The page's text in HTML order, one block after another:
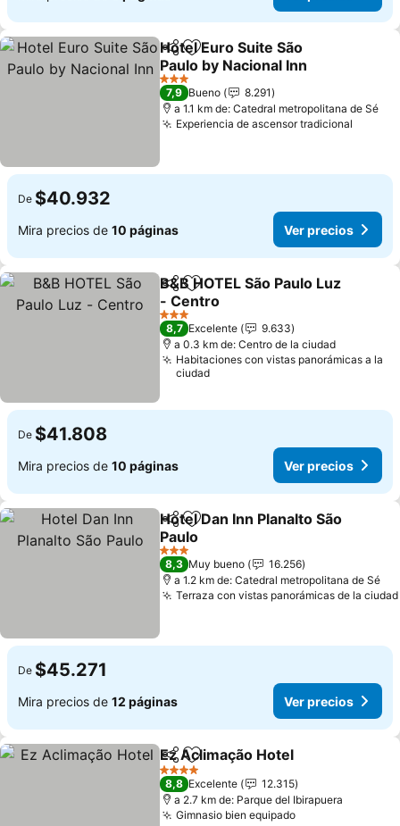
CompartirAgregar a favoritos
Hotel Euro Suite São
Paulo by Nacional Inn
Ver precios
3 Estrellas
7,9 Bueno
8.291
a 1.1 km de: Catedral metropolitana de Sé
Experiencia de ascensor tradicional
De $40.932
Mira precios de 10 páginas Ver precios
CompartirAgregar a favoritos
B&B HOTEL São Paulo Luz
- Centro
Ver precios
3 Estrellas
8,7 Excelente
9.633
a 0.3 km de: Centro de la ciudad
Habitaciones con vistas panorámicas a la
ciudad
De $41.808
Mira precios de 10 páginas Ver precios
CompartirAgregar a favoritos
Hotel Dan Inn Planalto São
Paulo
Ver precios
3 Estrellas
8,3 Muy bueno
16.256
a 1.2 km de: Catedral metropolitana de Sé
Terraza con vistas panorámicas de la ciudad
De $45.271
Mira precios de 12 páginas Ver precios
CompartirAgregar a favoritos
Ez Aclimação Hotel
4 Estrellas
8,8 Excelente
12.315
a 2.7 km de: Parque del Ibirapuera
Gimnasio bien equipadoVer precios